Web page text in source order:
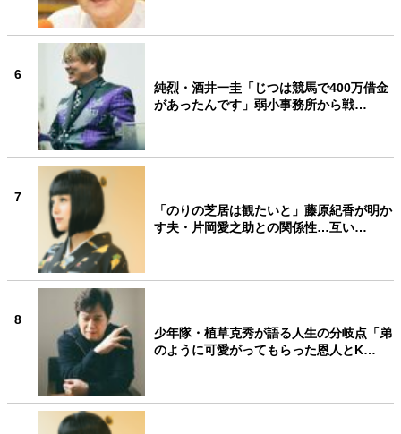
6
純烈・酒井一圭「じつは競馬で400万借金
があったんです」弱小事務所から戦…
7
「のりの芝居は観たいと」藤原紀香が明か
す夫・片岡愛之助との関係性…互い…
8
少年隊・植草克秀が語る人生の分岐点「弟
のように可愛がってもらった恩人とK…